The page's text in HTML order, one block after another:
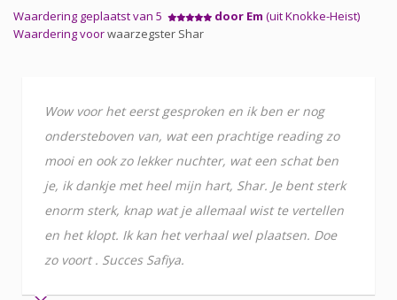
Waardering geplaatst van 5 door Em (uit Knokke-Heist)
Waardering voorwaarzegster Shar
Wow voor het eerst gesproken en ik ben er nog
ondersteboven van, wat een prachtige reading zo
mooi en ook zo lekker nuchter, wat een schat ben
je, ik dankje met heel mijn hart, Shar. Je bent sterk
enorm sterk, knap wat je allemaal wist te vertellen
en het klopt. Ik kan het verhaal wel plaatsen. Doe
zo voort . Succes Safiya.